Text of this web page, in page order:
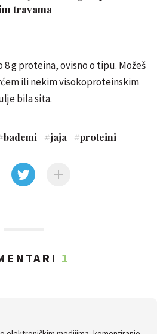
travama
8 g proteina, ovisno o tipu. Možeš
ili nekim visokoproteinskim
bila sita.
bademi #jaja #proteini
1